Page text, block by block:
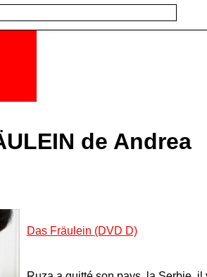
de Andrea
Das Fräulein (DVD D)